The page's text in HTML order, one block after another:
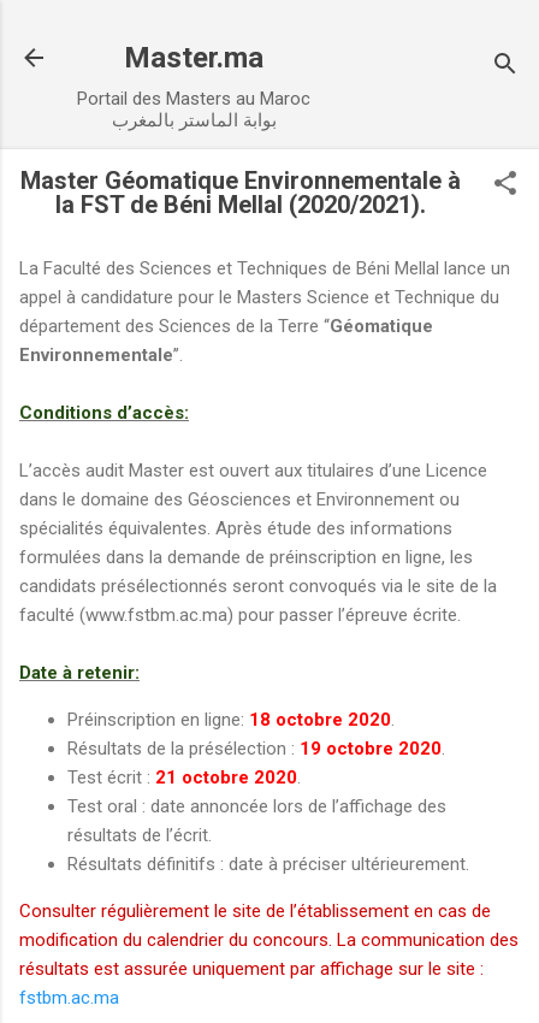
Master.ma
Portail des Masters au Maroc
بوابة الماستر بالمغرب
Master Géomatique Environnementale à
la FST de Béni Mellal (2020/2021).
La Faculté des Sciences et Techniques de Béni Mellal lance un
appel à candidature pour le Masters Science et Technique du
département des Sciences de la Terre ‘‘Géomatique
Environnementale’’.
Conditions d’accès:
L’accès audit Master est ouvert aux titulaires d’une Licence
dans le domaine des Géosciences et Environnement ou
spécialités équivalentes. Après étude des informations
formulées dans la demande de préinscription en ligne, les
candidats présélectionnés seront convoqués via le site de la
faculté (www.fstbm.ac.ma) pour passer l’épreuve écrite.
Date à retenir:
Préinscription en ligne: 18 octobre 2020
Résultats de la présélection : 19 octobre 2020
Test écrit : 21 octobre 2020
Test oral : date annoncée lors de l’affichage des
résultats de l’écrit.
Résultats définitifs : date à préciser ultérieurement.
Consulter régulièrement le site de l’établissement en cas de
modification du calendrier du concours. La communication des
résultats est assurée uniquement par affichage sur le site :
fstbm.ac.ma